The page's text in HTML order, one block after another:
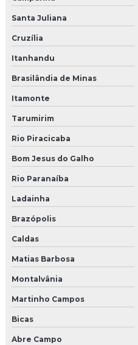
Santa Juliana
Cruzília
Itanhandu
Brasilândia de Minas
Itamonte
Tarumirim
Rio Piracicaba
Bom Jesus do Galho
Rio Paranaíba
Ladainha
Brazópolis
Caldas
Matias Barbosa
Montalvânia
Martinho Campos
Bicas
Abre Campo